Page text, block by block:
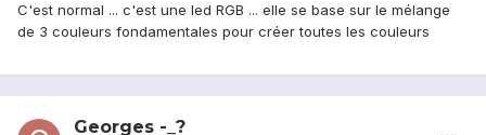
C'est normal ... c'est une led RGB ... elle se base sur le mélange
de 3 couleurs fondamentales pour créer toutes les couleurs
Georges -_?